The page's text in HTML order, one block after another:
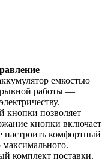
емкостью
работы —
кнопки позволяет
кнопки включает
комфортный
комплект поставки.